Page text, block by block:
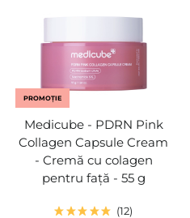
PROMOȚIE
Medicube - PDRN Pink
Collagen Capsule Cream
- Cremă cu colagen
pentru față - 55 g
12